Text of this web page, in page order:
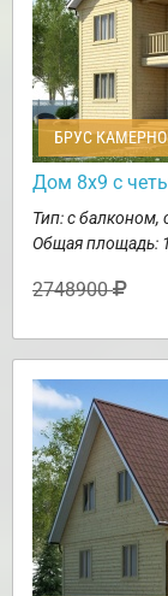
БРУС
Дом 8х9 с
Тип: с балконом,
Общая площадь:
2748900